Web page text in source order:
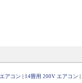
アコン | 14畳用 200V エアコン |